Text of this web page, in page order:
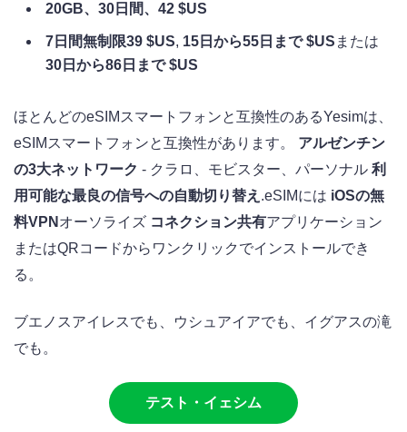
20GB、30日間、42 $US
7日間無制限39 $US, 15日から55日まで $US または
30日から86日まで $US
ほとんどのeSIMスマートフォンと互換性のあるYesimは、
eSIMスマートフォンと互換性があります。 アルゼンチン
の3大ネットワーク - クラロ、モビスター、パーソナル 利
用可能な最良の信号への自動切り替え .eSIMには iOSの無
料VPN オーソライズ コネクション共有アプリケーション
またはQRコードからワンクリックでインストールでき
る。
ブエノスアイレスでも、ウシュアイアでも、イグアスの滝
でも。
テスト・イェシム